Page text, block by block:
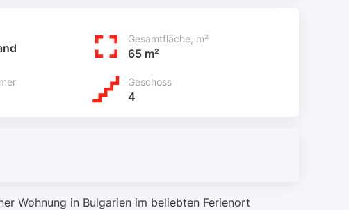
Gesamtfläche, m²
65 m²
Geschoss
4
Wohnung in Bulgarien im beliebten Ferienort